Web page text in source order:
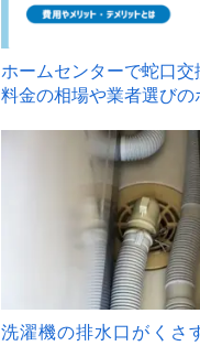
ホームセンターで蛇口交
料金の相場や業者選びの
洗濯機の排水口がくさ